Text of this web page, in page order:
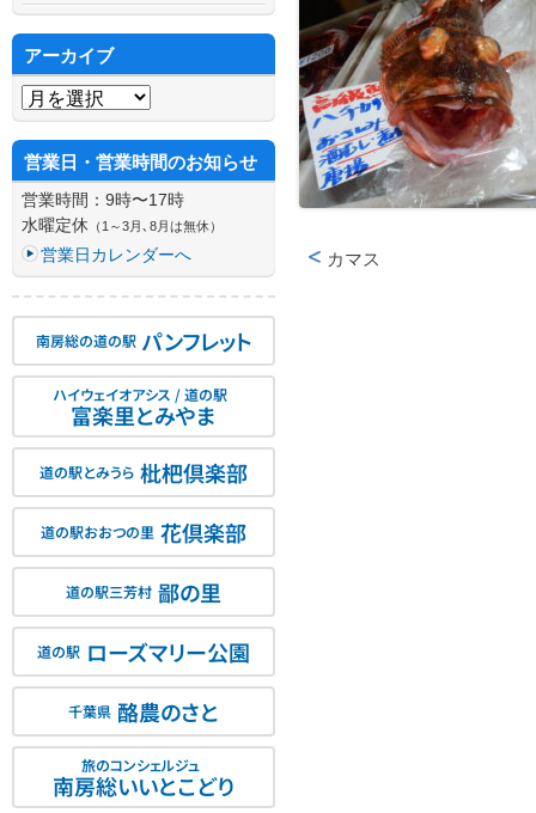
カマス
アーカイブ
アーカイブ
営業日・営業時間のお知らせ
営業時間：9時〜17時
水曜定休 （1～3月､8月は無休）
営業日カレンダーへ
南房総の道の駅 パンフレット
ハイウェイオアシス / 道の駅
富楽里とみやま
道の駅とみうら 枇杷倶楽部
道の駅おおつの里 花倶楽部
道の駅三芳村 鄙の里
道の駅 ローズマリー公園
千葉県 酪農のさと
旅のコンシェルジュ
南房総いいとこどり